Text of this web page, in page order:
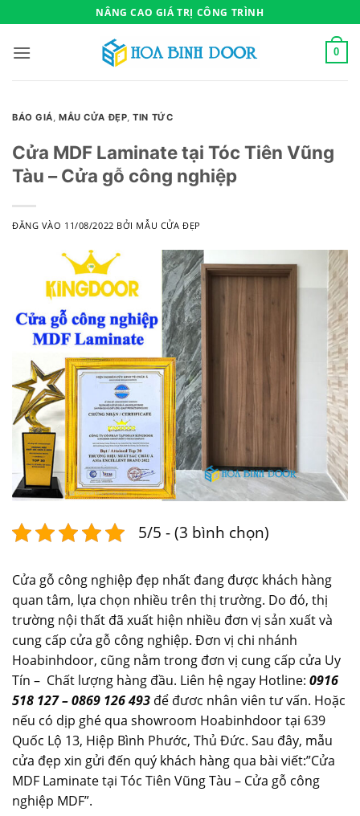
qua
nội
NÂNG CAO GIÁ TRỊ CÔNG TRÌNH
0
BÁO GIÁ,MẪU CỬA ĐẸP,TIN TỨC
Cửa MDF Laminate tại Tóc Tiên Vũng
Tàu – Cửa gỗ công nghiệp
ĐĂNG VÀO 11/08/2022 BỞI MẪU CỬA ĐẸP
5/5 - (3 bình chọn)
Cửa gỗ công nghiệp đẹp nhất đang được khách hàng
quan tâm, lựa chọn nhiều trên thị trường. Do đó, thị
trường nội thất đã xuất hiện nhiều đơn vị sản xuất và
cung cấp cửa gỗ công nghiệp. Đơn vị chi nhánh
Hoabinhdoor, cũng nằm trong đơn vị cung cấp cửa Uy
Tín – Chất lượng hàng đầu. Liên hệ ngay Hotline: 0916
518 127 – 0869 126 493 để đươc nhân viên tư vấn. Hoặc
nếu có dịp ghé qua showroom Hoabinhdoor tại 639
Quốc Lộ 13, Hiệp Bình Phước, Thủ Đức. Sau đây, mẫu
cửa đẹp xin gửi đến quý khách hàng qua bài viết:”Cửa
MDF Laminate tại Tóc Tiên Vũng Tàu – Cửa gỗ công
nghiệp MDF”.